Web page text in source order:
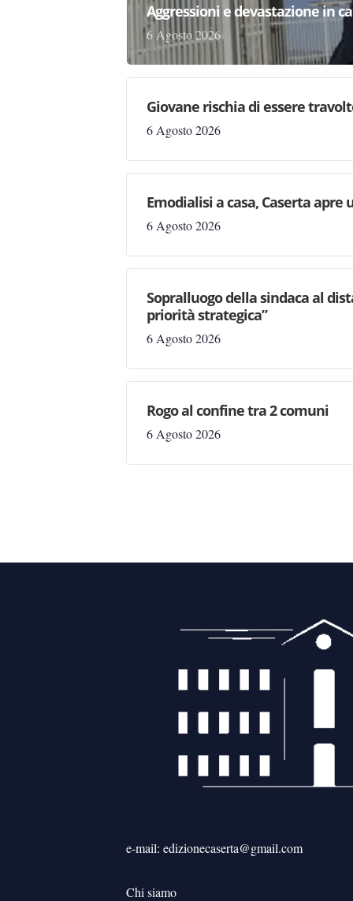
Aggressioni e devastazione in
6 Agosto 2026
Giovane rischia di essere
6 Agosto 2026
Emodialisi a casa, Caserta apre
6 Agosto 2026
Sopralluogo della sindaca al
priorità strategica”
6 Agosto 2026
Rogo al confine tra 2 comuni
6 Agosto 2026
e-mail: edizionecaserta@gmail.com
Chi siamo